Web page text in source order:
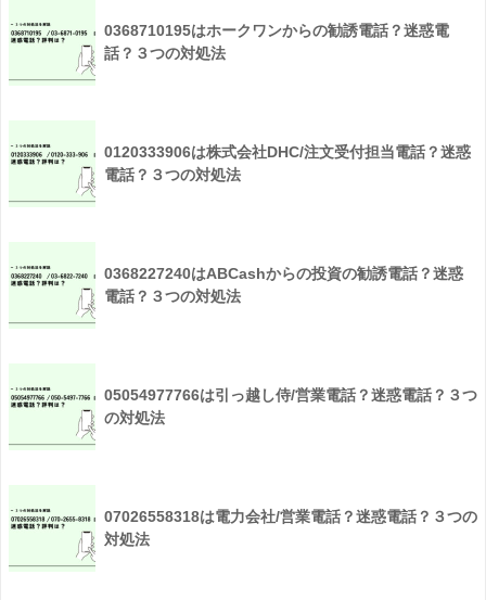
0368710195はホークワンからの勧誘電話？迷惑電
話？３つの対処法
0120333906は株式会社DHC/注文受付担当電話？迷惑
電話？３つの対処法
0368227240はABCashからの投資の勧誘電話？迷惑
電話？３つの対処法
05054977766は引っ越し侍/営業電話？迷惑電話？３つ
の対処法
07026558318は電力会社/営業電話？迷惑電話？３つの
対処法